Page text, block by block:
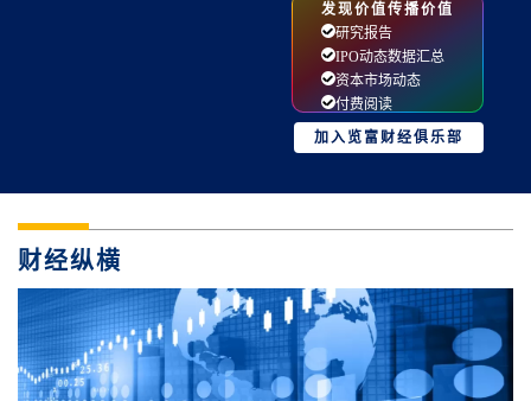
发现价值传播价值
研究报告
IPO动态数据汇总
资本市场动态
付费阅读
加入览富财经俱乐部
财经纵横